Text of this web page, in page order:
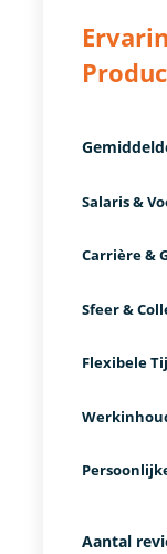
Salaris &
Carrière &
Sfeer &
Flexibele
Aantal